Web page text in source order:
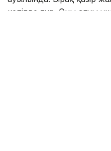
кепілде тұр. Оны алуы